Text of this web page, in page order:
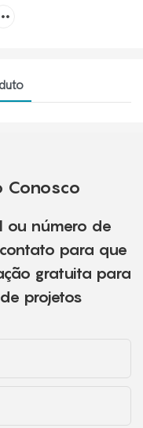
Conosco
ou número de
para que
gratuita para
projetos